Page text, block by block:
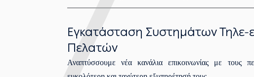
Εγκατάσταση Συστημάτων Τηλε-
Πελατών
Αναπτύσσουμε νέα κανάλια επικοινωνίας με τους